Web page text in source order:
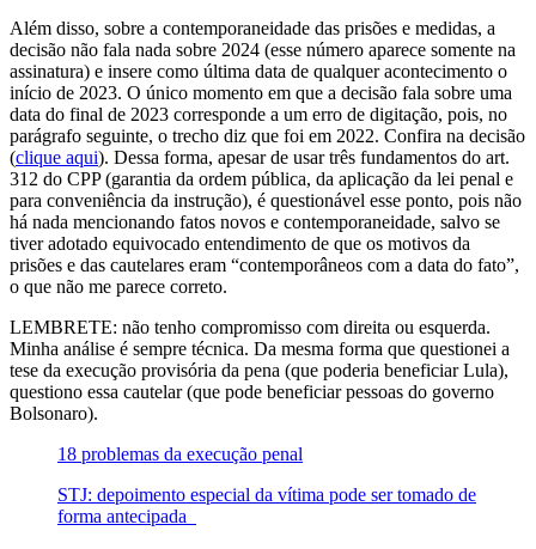
Além disso, sobre a contemporaneidade das prisões e medidas, a
decisão não fala nada sobre 2024 (esse número aparece somente na
assinatura) e insere como última data de qualquer acontecimento o
início de 2023. O único momento em que a decisão fala sobre uma
data do final de 2023 corresponde a um erro de digitação, pois, no
parágrafo seguinte, o trecho diz que foi em 2022. Confira na decisão
(clique aqui). Dessa forma, apesar de usar três fundamentos do art.
312 do CPP (garantia da ordem pública, da aplicação da lei penal e
para conveniência da instrução), é questionável esse ponto, pois não
há nada mencionando fatos novos e contemporaneidade, salvo se
tiver adotado equivocado entendimento de que os motivos da
prisões e das cautelares eram “contemporâneos com a data do fato”,
o que não me parece correto.
LEMBRETE: não tenho compromisso com direita ou esquerda.
Minha análise é sempre técnica. Da mesma forma que questionei a
tese da execução provisória da pena (que poderia beneficiar Lula),
questiono essa cautelar (que pode beneficiar pessoas do governo
Bolsonaro).
18 problemas da execução penal
STJ: depoimento especial da vítima pode ser tomado de
forma antecipada